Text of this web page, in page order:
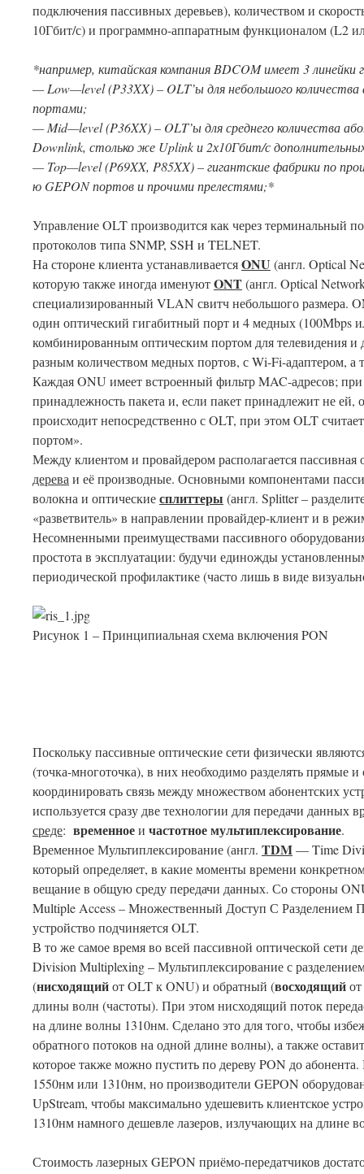
подключения пассивных деревьев), количеством и
10Гбит/с) и программно-аппаратным функционалом (L2
*например, китайская компания BDCOMимеет 3 линейки
—Low—level(P33XX) – OLT’ы для небольшого
портами;
—Mid—level(P36XX) – OLT’ы для среднего количества
Downlink, столько же Uplinkи 2х10Гбит/с
—Top—level(P69XX, P85XX) – гигантские фабрики по
юGEPONпортов и прочими прелестями;*
Управление OLT производится как через терминальный
протоколов типа SNMP, SSH и TELNET.
На стороне клиента устанавливаетсяONU (англ. Optical
которую также иногда именуютONT(англ. Optical
специализированный VLAN свитч небольшого размера.
один оптический гигабитный порт и 4 медных (100Mbps
комбинированным оптическим портом для телевидения
разным количеством медных портов, с Wi-Fi-адаптером,
Каждая ONU имеет встроенный фильтр MAC-адресов;
принадлежность пакета и, если пакет принадлежит не ей,
происходит непосредственно с OLT, при этом OLT
портом».
Между клиентом и провайдером располагается пассивная
дерева и её производные. Основными компонентами
волокна и оптическиесплиттеры (англ. Splitter –
«разветвитель» в направлении провайдер-клиент и в
Несомненными преимуществами пассивного
простота в эксплуатации: будучи единожды
периодической профилактике (часто лишь в виде
Рисунок 1 – Принципиальная схема включения PON
Поскольку пассивные оптические сети физически
(точка-многоточка), в них необходимо разделять прямые
координировать связь между множеством абонентских
используется сразу две технологии для передачи данных в
среде: временноеи частотное мультиплексирование.
Временное Мультиплексирование (англ. TDM— Time
который определяет, в какие моменты времени
вещание в общую среду передачи данных. Со стороны
Multiple Access – Множественный Доступ С Разделением
устройство подчиняется OLT.
В то же самое время во всей пассивной оптической сети
Division Multiplexing – Мультиплексирование с
(нисходящийот OLT к ONU) и обратный (восходящий
длины волн (частоты). При этом нисходящий поток
на длине волны 1310нм. Сделано это для того, чтобы
обратного потоков на одной длине волны), а также
которое также можно пустить по дереву PON до
1550нм или 1310нм, но производители GEPON
UpStream, чтобы максимально удешевить клиентское
1310нм намного дешевле лазеров, излучающих на длине
Стоимость лазерных GEPON приёмо-передатчиков